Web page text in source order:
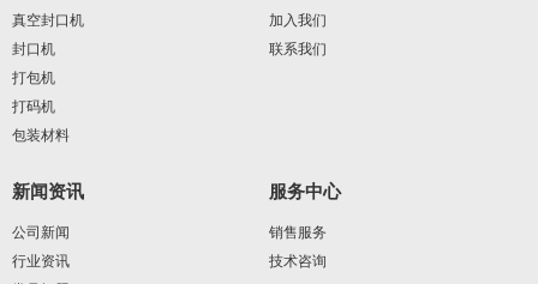
真空封口机
封口机
打包机
打码机
包装材料
加入我们
联系我们
新闻资讯
公司新闻
行业资讯
服务中心
销售服务
技术咨询